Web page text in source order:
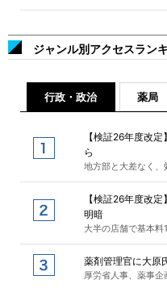
ジャンル別アクセスラン
行政・政治 薬局
【検証26年度改
ら
地方部と大差なく、
【検証26年度改
明暗
大半の店舗で基本料
薬剤管理官に大原
厚労省人事、薬事企